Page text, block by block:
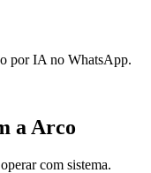
por IA no WhatsApp.
a Arco
com sistema.